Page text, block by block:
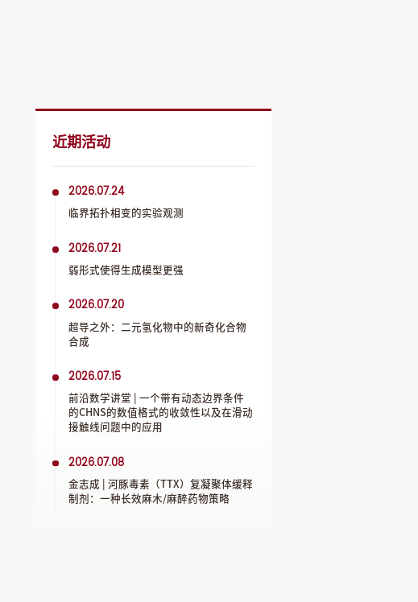
近期活动
2026.07.24
临界拓扑相变的实验观测
2026.07.21
弱形式使得生成模型更强
2026.07.20
超导之外：二元氢化物中的新奇化合物
合成
2026.07.15
前沿数学讲堂 | 一个带有动态边界条件
的CHNS的数值格式的收敛性以及在滑动
接触线问题中的应用
2026.07.08
金志成 | 河豚毒素（TTX）复凝聚体缓释
制剂：一种长效麻木/麻醉药物策略